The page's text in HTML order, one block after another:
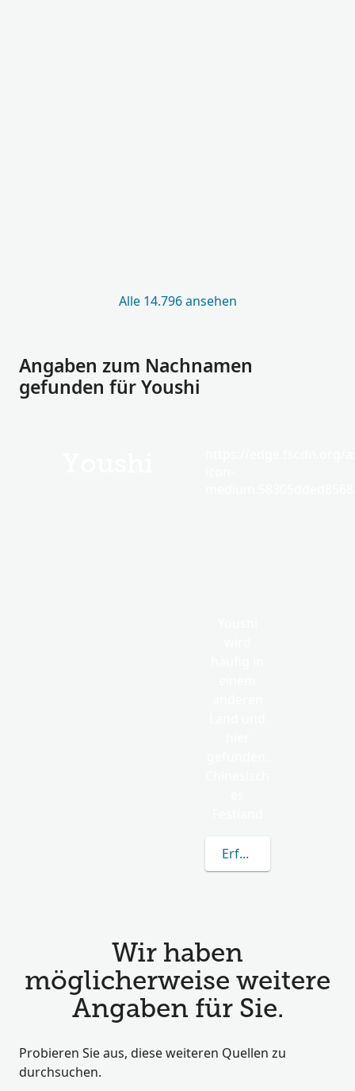
Alle 14.796 ansehen
Angaben zum Nachnamen
gefunden für Youshi
Erfahren Sie mehr
Wir haben
möglicherweise weitere
Angaben für Sie.
Probieren Sie aus, diese weiteren Quellen zu
durchsuchen.